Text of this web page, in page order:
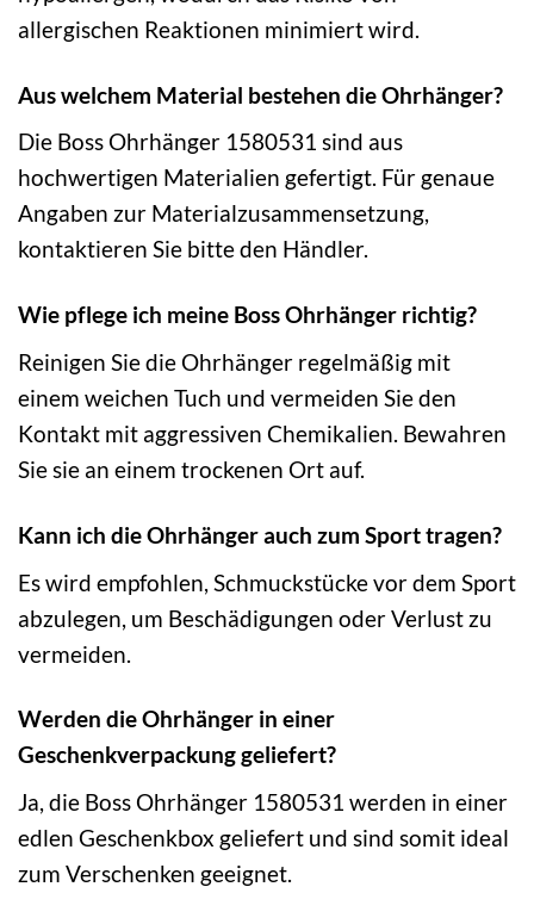
allergischen Reaktionen minimiert wird.
Aus welchem Material bestehen die Ohrhänger?
Die Boss Ohrhänger 1580531 sind aus
hochwertigen Materialien gefertigt. Für genaue
Angaben zur Materialzusammensetzung,
kontaktieren Sie bitte den Händler.
Wie pflege ich meine Boss Ohrhänger richtig?
Reinigen Sie die Ohrhänger regelmäßig mit
einem weichen Tuch und vermeiden Sie den
Kontakt mit aggressiven Chemikalien. Bewahren
Sie sie an einem trockenen Ort auf.
Kann ich die Ohrhänger auch zum Sport tragen?
Es wird empfohlen, Schmuckstücke vor dem Sport
abzulegen, um Beschädigungen oder Verlust zu
vermeiden.
Werden die Ohrhänger in einer
Geschenkverpackung geliefert?
Ja, die Boss Ohrhänger 1580531 werden in einer
edlen Geschenkbox geliefert und sind somit ideal
zum Verschenken geeignet.